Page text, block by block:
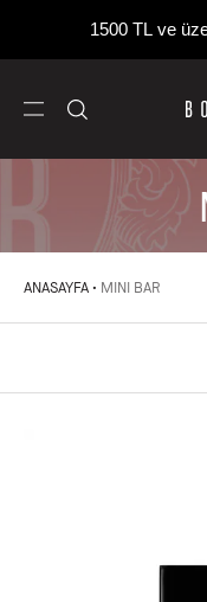
1500 TL ve
ANASAYFA MINI BAR